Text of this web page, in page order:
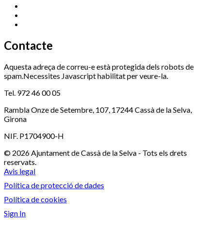
Contacte
Aquesta adreça de correu-e està protegida dels robots de
spam.Necessites Javascript habilitat per veure-la.
Tel. 972 46 00 05
Rambla Onze de Setembre, 107, 17244 Cassà de la Selva,
Girona
NIF. P1704900-H
© 2026 Ajuntament de Cassà de la Selva - Tots els drets
reservats.
Avis legal
Política de protecció de dades
Política de cookies
Sign In